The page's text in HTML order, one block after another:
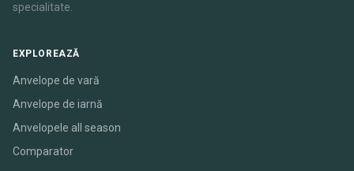
specialitate.
EXPLOREAZĂ
Anvelope de vară
Anvelope de iarnă
Anvelopele all season
Comparator